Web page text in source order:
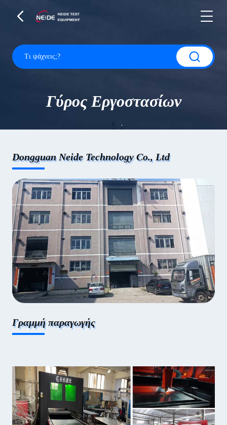
Γύρος Εργοστασίων
Dongguan Neide Technology Co., Ltd
Γραμμή παραγωγής